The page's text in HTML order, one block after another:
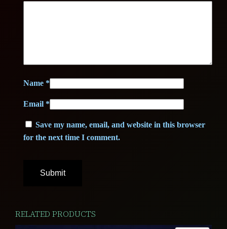
Name*
Email*
Save my name, email, and website in this browser
for the next time I comment.
RELATED PRODUCTS